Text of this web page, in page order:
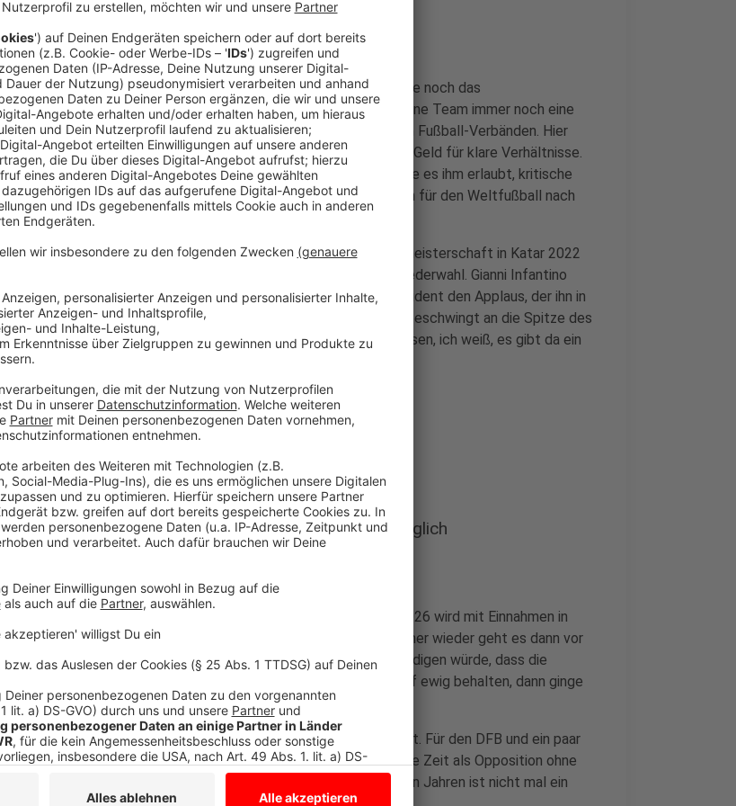
Der Reiz des Fußballs sei, so sagt man, dass bis zur letzten Minute noch das
Unwahrscheinlichste passieren kann. Das das eigentlich unterlegene Team immer noch eine
Chance hat. Das gilt allerdings nicht für die Entscheidungen in den Fußball-Verbänden. Hier
sorgen Strukturen, Abhängigkeiten und das Ringen um Macht und Geld für klare Verhältnisse.
Und sie bringen einen Mann wie Gianni Infantino in eine Position, die es ihm erlaubt, kritische
Stimmen einfach überhören zu können und die Rahmenbedinungen für den Weltfußball nach
seinen Vorstellungen zu gestalten.
Mit seinen teils selbstherrlichen Auftritten bei der Fußball-Weltmeisterschaft in Katar 2022
hat er uns gezeigt, wie wir ihn sehen sollen. So auch bei seiner Wiederwahl. Gianni Infantino
legte seine rechte Hand aufs Herz. Gerührt genoss der FIFA-Präsident den Applaus, der ihn in
der vollen Wahlarena auch ohne deutsche Unterstützung erneut beschwingt an die Spitze des
Fußball-Weltverbands hob. "Alle, die mich lieben, alle die mich hassen, ich weiß, es gibt da ein
paar - ich liebe euch alle."
Anzeige
Anzeige
Für kritische Stimmen nicht mal ein Unentschieden möglich
Und dann hat er einfach wieder die Zahlen sprechen lassen. Bis 2026 wird mit Einnahmen in
Höhe von mindestens elf Milliarden US-Dollar gerechnet. Und immer wieder geht es dann vor
allem um seine eigenen Verdienste: "Wenn ein Unternehmer ankündigen würde, dass die
Dividenden um das Siebenfache erhöht werden, würde man ihn auf ewig behalten, dann ginge
es nicht nur um ein Vierjahresmandat."
Da ist es also, sein Lebensziel: Der FIFA-Präsident für die Ewigkeit. Für den DFB und ein paar
andere kritische Verbände in Europa beginnt damit eine dauerhafte Zeit als Opposition ohne
Chance auf einen Erfolg. Um im Fußball zu bleiben. In den nächsten Jahren ist nicht mal ein